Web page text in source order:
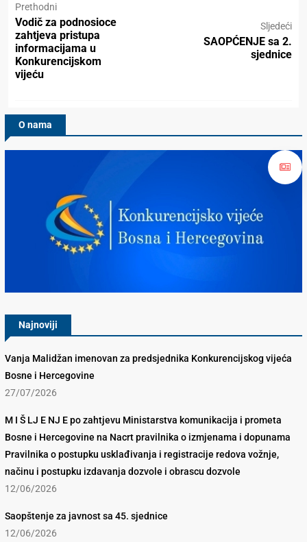
Prethodni
Vodič za podnosioce
zahtjeva pristupa
informacijama u
Konkurencijskom
vijeću
Sljedeći
SAOPĆENJE sa 2.
sjednice
O nama
Najnoviji
Vanja Malidžan imenovan za predsjednika Konkurencijskog vijeća
Bosne i Hercegovine
27/07/2026
M I Š LJ E NJ E po zahtjevu Ministarstva komunikacija i prometa
Bosne i Hercegovine na Nacrt pravilnika o izmjenama i dopunama
Pravilnika o postupku usklađivanja i registracije redova vožnje,
načinu i postupku izdavanja dozvole i obrascu dozvole
12/06/2026
Saopštenje za javnost sa 45. sjednice
12/06/2026